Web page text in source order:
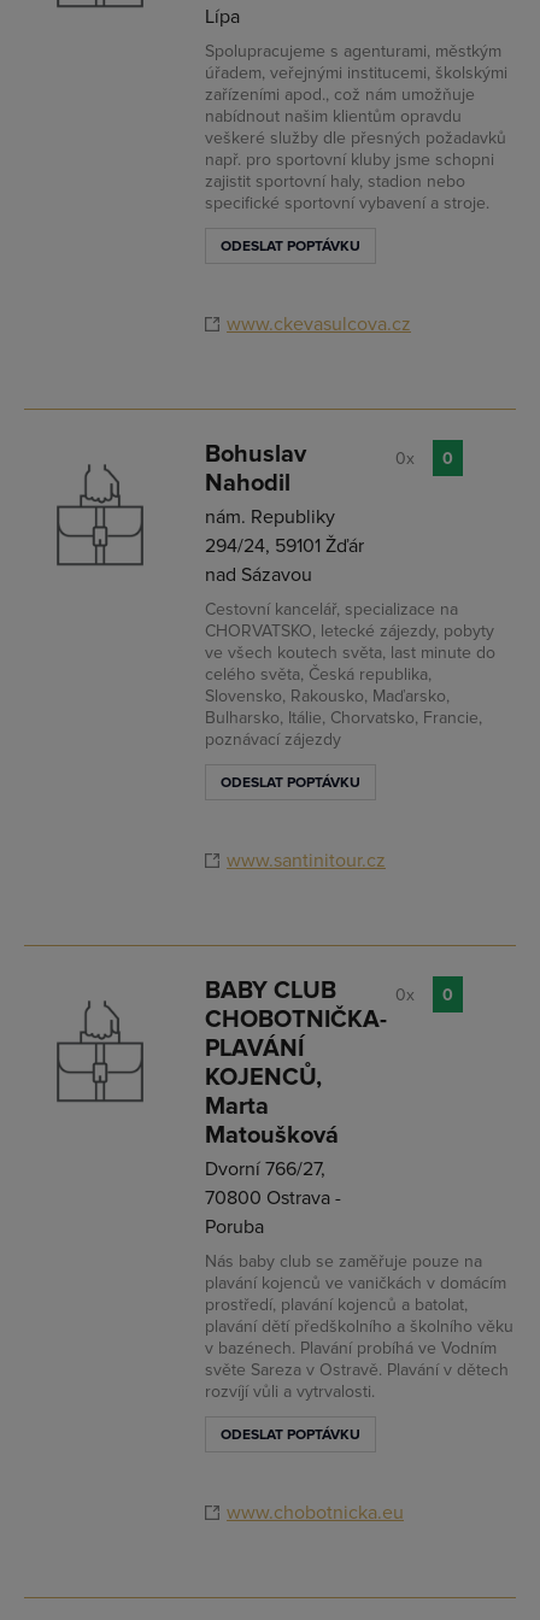
Lípa
Spolupracujeme s agenturami, městkým
úřadem, veřejnými institucemi, školskými
zařízeními apod., což nám umožňuje
nabídnout našim klientům opravdu
veškeré služby dle přesných požadavků
např. pro sportovní kluby jsme schopni
zajistit sportovní haly, stadion nebo
specifické sportovní vybavení a stroje.
ODESLAT POPTÁVKU
www.ckevasulcova.cz
Bohuslav
Nahodil
nám. Republiky
294/24, 59101 Žďár
nad Sázavou
Cestovní kancelář, specializace na
CHORVATSKO, letecké zájezdy, pobyty
ve všech koutech světa, last minute do
celého světa, Česká republika,
Slovensko, Rakousko, Maďarsko,
Bulharsko, Itálie, Chorvatsko, Francie,
poznávací zájezdy
ODESLAT POPTÁVKU
www.santinitour.cz
0x 0
BABY CLUB
CHOBOTNIČKA-
PLAVÁNÍ
KOJENCŮ,
Marta
Matoušková
Dvorní 766/27,
70800 Ostrava -
Poruba
Nás baby club se zaměřuje pouze na
plavání kojenců ve vaničkách v domácím
prostředí, plavání kojenců a batolat,
plavání dětí předškolního a školního věku
v bazénech. Plavání probíhá ve Vodním
světe Sareza v Ostravě. Plavání v dětech
rozvíjí vůli a vytrvalosti.
ODESLAT POPTÁVKU
www.chobotnicka.eu
0x 0